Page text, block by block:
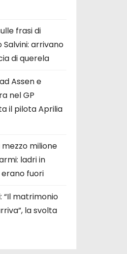
frasi di
arrivano
di querela
Assen e
nel GP
il pilota Aprilia
milione
ladri in
fuori
“Il matrimonio
la svolta